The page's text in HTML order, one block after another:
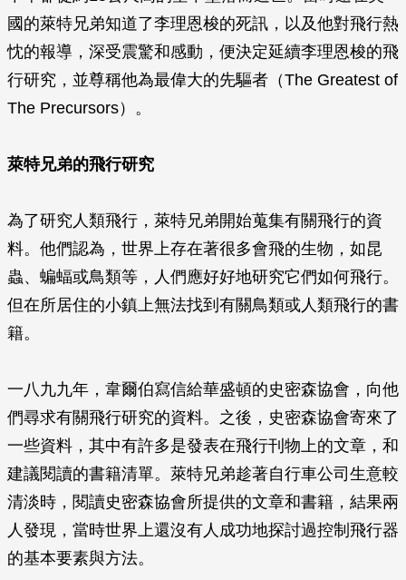
國的萊特兄弟知道了李理恩梭的死訊，以及他對飛行熱
忱的報導，深受震驚和感動，便決定延續李理恩梭的飛
行研究，並尊稱他為最偉大的先驅者（The Greatest of
The Precursors）。
萊特兄弟的飛行研究
為了研究人類飛行，萊特兄弟開始蒐集有關飛行的資
料。他們認為，世界上存在著很多會飛的生物，如昆
蟲、蝙蝠或鳥類等，人們應好好地研究它們如何飛行。
但在所居住的小鎮上無法找到有關鳥類或人類飛行的書
籍。
一八九九年，韋爾伯寫信給華盛頓的史密森協會，向他
們尋求有關飛行研究的資料。之後，史密森協會寄來了
一些資料，其中有許多是發表在飛行刊物上的文章，和
建議閱讀的書籍清單。萊特兄弟趁著自行車公司生意較
清淡時，閱讀史密森協會所提供的文章和書籍，結果兩
人發現，當時世界上還沒有人成功地探討過控制飛行器
的基本要素與方法。